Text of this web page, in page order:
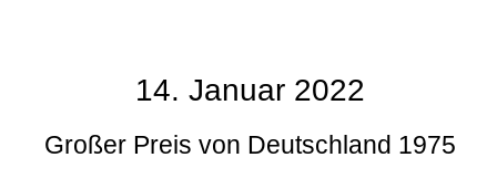
14. Januar 2022
Großer Preis von Deutschland 1975